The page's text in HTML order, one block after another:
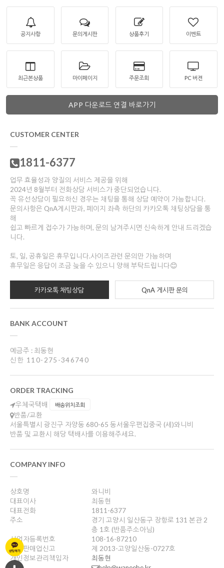
공지사항 문의게시판 상품후기 이벤트
최근본상품 마이페이지 주문조회 PC 버젼
APP 다운로드 연결 바로가기
CUSTOMER CENTER
1811-6377
업무 효율성과 양질의 서비스 제공을 위해
2024년 8월부터 전화상담 서비스가 중단되었습니다.
꼭 유선상담이 필요하신 경우는 채팅을 통해 상담 예약이 가능합니다.
문의사항은 QnA게시판과, 페이지 좌측 하단의 카카오톡 채팅상담을 통
해
쉽고 빠르게 접수가 가능하며, 문의 남겨주시면 신속하게 안내 드리겠습
니다.
토, 일, 공휴일은 휴무입니다.사이즈관련 문의만 가능하며
휴무일은 응답이 조금 늦을 수 있으니 양해 부탁드립니다😊
카카오톡 채팅상담 QnA 게시판 문의
BANK ACCOUNT
예금주 : 최동현
신한 110-275-346740
ORDER TRACKING
우체국택배 배송위치조회
반품/교환
서울특별시 광진구 자양동 680-65 동서울우편집중국 (세)와니비
반품 및 교환시 해당 택배사를 이용해주세요.
COMPANY INFO
상호명
와니비
대표이사
최동현
대표전화
1811-6377
주소
경기 고양시 일산동구 장항로 131 본관 2
층 1호 (반품주소아님)
사업자등록번호
108-16-87210
통신판매업신고
제 2013-고양일산동-0727호
개인정보관리책임자
최동현